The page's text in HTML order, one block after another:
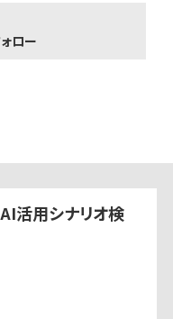
ロー
AI活用シナリオ検